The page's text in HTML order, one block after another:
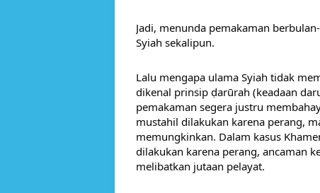
Jadi, menunda pemakaman
Syiah sekalipun.
Lalu mengapa ulama Syiah tidak
dikenal prinsip ḍarūrah (keadaan
pemakaman segera justru
mustahil dilakukan karena perang,
memungkinkan. Dalam kasus
dilakukan karena perang, ancaman
melibatkan jutaan pelayat.